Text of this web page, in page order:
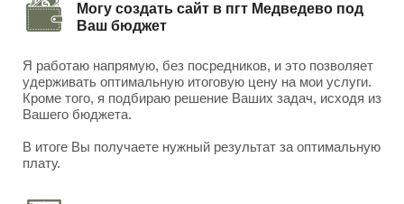
Могу создать сайт в пгт Медведево под
Ваш бюджет
Я работаю напрямую, без посредников, и это позволяет
удерживать оптимальную итоговую цену на мои услуги.
Кроме того, я подбираю решение Ваших задач, исходя из
Вашего бюджета.
В итоге Вы получаете нужный результат за оптимальную
плату.